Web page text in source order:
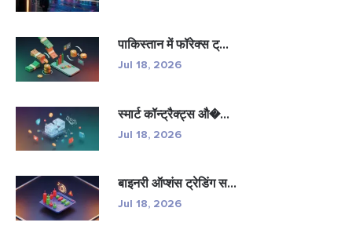
पाकिस्तान में फॉरेक्स ट्...
Jul 18, 2026
स्मार्ट कॉन्ट्रैक्ट्स औ�...
Jul 18, 2026
बाइनरी ऑप्शंस ट्रेडिंग स...
Jul 18, 2026